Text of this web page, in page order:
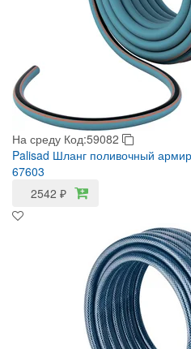
На среду Код:59082
Palisad Шланг поливочный
67603
2542 ₽